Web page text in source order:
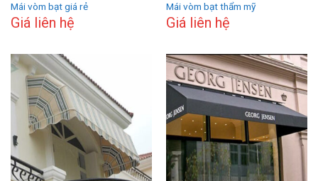
Mái vòm bạt giá rẻ
Giá liên hệ
Mái vòm bạt thẩm mỹ
Giá liên hệ